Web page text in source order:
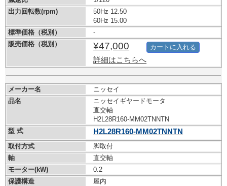
出力回転数(rpm)
50Hz 12.50
60Hz 15.00
標準価格（税別）
-
販売価格（税別）
¥47,000
詳細はこちらへ
カートに入れる
メーカー名
ニッセイ
品名
ニッセイギヤードモータ
直交軸
H2L28R160-MM02TNNTN
型 式
H2L28R160-MM02TNNTN
取付方式
脚取付
軸
直交軸
モーター(kW)
0.2
保護構造
屋内